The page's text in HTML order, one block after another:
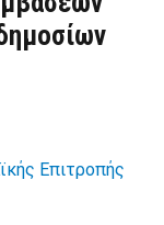
Επιτροπής